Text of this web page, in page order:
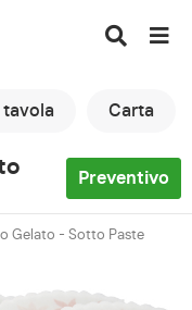
Carta
Preventivo
Gelato - Sotto Paste